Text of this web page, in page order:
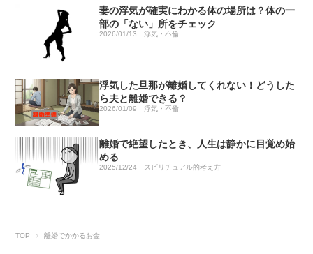
妻の浮気が確実にわかる体の場所は？体の一
部の「ない」所をチェック
2026/01/13 浮気・不倫
浮気した旦那が離婚してくれない！どうした
ら夫と離婚できる？
2026/01/09 浮気・不倫
離婚で絶望したとき、人生は静かに目覚め始
める
2025/12/24 スピリチュアル的考え方
TOP 離婚でかかるお金